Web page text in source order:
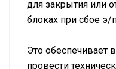
для закрытия или
блоках при сбое э/
Это обеспечивает
провести